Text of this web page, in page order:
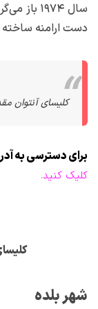
سال
دست ارامنه
کلیسای آنتوان
برای دسترسی به
کلیک کنید.
شهر بلده